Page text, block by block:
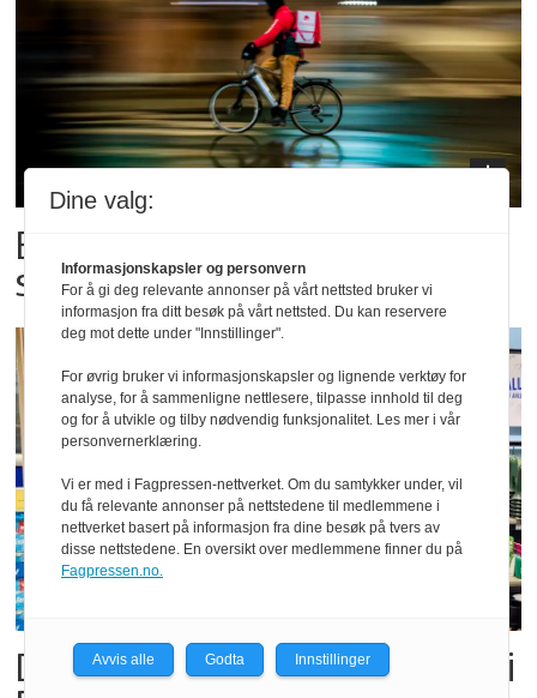
Bestillings-rush i foodora før
storkampen
Dette er landets beste Post i
Dine valg:
Informasjonskapsler og personvern
For å gi deg relevante annonser på vårt nettsted bruker vi
informasjon fra ditt besøk på vårt nettsted. Du kan reservere
deg mot dette under "Innstillinger".
For øvrig bruker vi informasjonskapsler og lignende verktøy for
analyse, for å sammenligne nettlesere, tilpasse innhold til deg
og for å utvikle og tilby nødvendig funksjonalitet. Les mer i vår
personvernerklæring.
Vi er med i Fagpressen-nettverket. Om du samtykker under, vil
du få relevante annonser på nettstedene til medlemmene i
nettverket basert på informasjon fra dine besøk på tvers av
disse nettstedene. En oversikt over medlemmene finner du på
Fagpressen.no.
Avvis alle Godta Innstillinger